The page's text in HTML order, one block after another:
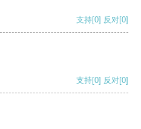
支持[0] 反对[0]
支持[0] 反对[0]